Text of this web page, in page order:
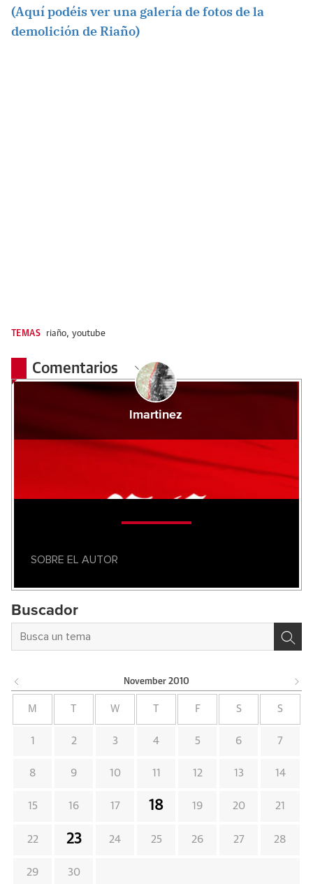
(Aquí podéis ver una galería de fotos de la
demolición de Riaño)
TEMAS riaño, youtube
Comentarios
lmartinez
SOBRE EL AUTOR
Buscador
November 2010
M W F S S
1 2 3 4 5 6 7
8 9 10 11 12 13 14
15 16 17 18 19 20 21
22 23 24 25 26 27 28
29 30